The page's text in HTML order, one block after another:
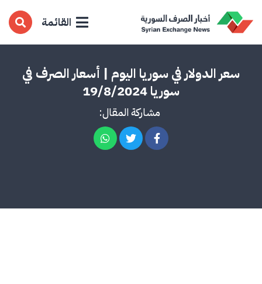
القائمة
سعر الدولار في سوريا اليوم | أسعار الصرف في
سوريا 19/8/2024
مشاركة المقال: